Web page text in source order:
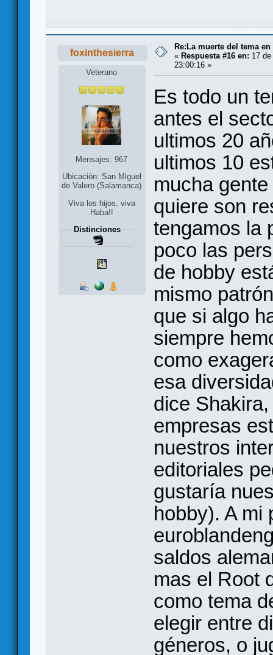
foxinthesierra
Veterano
Mensajes: 967
Ubicación: San Miguel
de Valero (Salamanca)
Viva los hijos, viva
Haba!!
Distinciones
Re:La muerte del tema
« Respuesta #16 en: 17
23:00:16 »
Es todo un
antes el
ultimos 20
ultimos 10
mucha
quiere son
tengamos la
poco las
de hobby
mismo
que si algo
siempre
como
esa
dice
empresas
nuestros
editoriales
gustaría
hobby). A mi
saldos
mas el Root
como tema
elegir entre
géneros, o